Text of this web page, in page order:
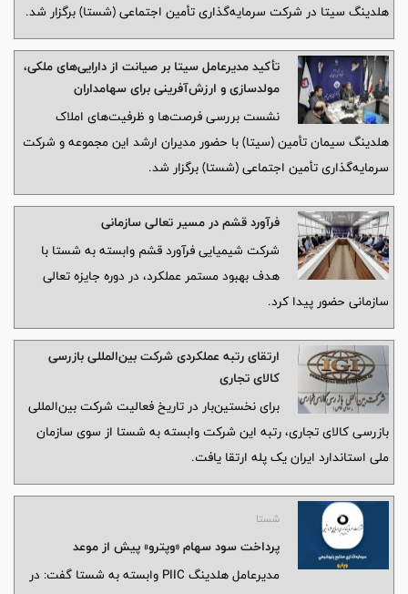
هلدینگ سیتا در شرکت سرمایه‌گذاری تأمین اجتماعی (شستا) برگزار شد.
تأکید مدیرعامل سیتا بر صیانت از دارایی‌های ملکی،
مولدسازی و ارزش‌آفرینی برای سهامداران
نشست بررسی فرصت‌ها و ظرفیت‌های املاک
هلدینگ سیمان تأمین (سیتا) با حضور مدیران ارشد این مجموعه و شرکت
سرمایه‌گذاری تأمین اجتماعی (شستا) برگزار شد.
فرآورد قشم در مسیر تعالی سازمانی
شرکت شیمیایی فرآورد قشم وابسته به شستا با
هدف بهبود مستمر عملکرد، در دوره جایزه تعالی
سازمانی حضور پیدا کرد.
ارتقای رتبه عملکردی شرکت بین‌المللی بازرسی
کالای تجاری
برای نخستین‌بار در تاریخ فعالیت شرکت بین‌المللی
بازرسی کالای تجاری، رتبه این شرکت وابسته به شستا از سوی سازمان
ملی استاندارد ایران یک پله ارتقا یافت.
شستا
پرداخت سود سهام «وپترو» پیش از موعد
مدیرعامل هلدینگ PIIC وابسته به شستا گفت: در